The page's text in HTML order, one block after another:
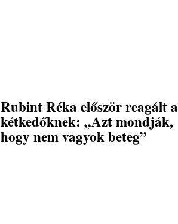
Rubint Réka először reagált a
kétkedőknek: „Azt mondják,
hogy nem vagyok beteg”